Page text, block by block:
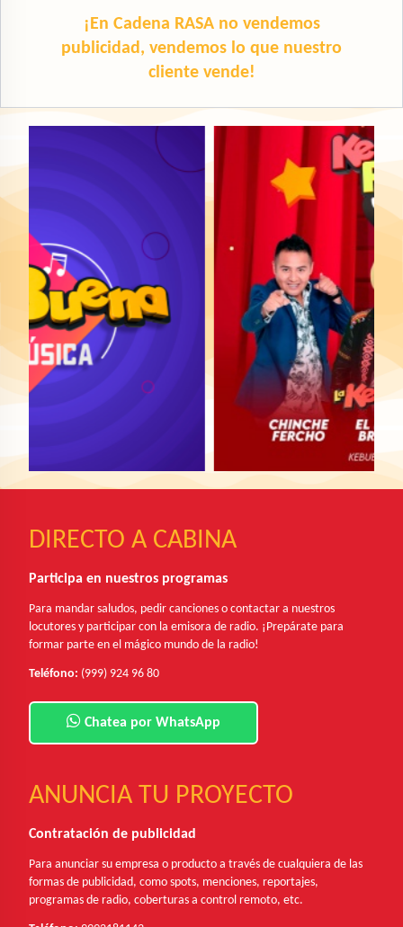
¡En Cadena RASA no vendemos
publicidad, vendemos lo que nuestro
cliente vende!
DIRECTO A CABINA
Participa en nuestros programas
Para mandar saludos, pedir canciones o contactar a nuestros
locutores y participar con la emisora de radio. ¡Prepárate para
formar parte en el mágico mundo de la radio!
Teléfono: (999) 924 96 80
Chatea por WhatsApp
ANUNCIA TU PROYECTO
Contratación de publicidad
Para anunciar su empresa o producto a través de cualquiera de las
formas de publicidad, como spots, menciones, reportajes,
programas de radio, coberturas a control remoto, etc.